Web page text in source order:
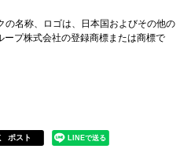
の名称、ロゴは、日本国およびその他の
ープ株式会社の登録商標または商標で
ポスト LINEで送る